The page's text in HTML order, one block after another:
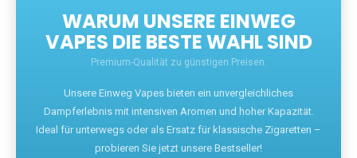
WARUM UNSERE EINWEG
VAPES DIE BESTE WAHL SIND
Premium-Qualität zu günstigen Preisen.
Unsere Einweg Vapes bieten ein unvergleichliches
Dampferlebnis mit intensiven Aromen und hoher Kapazität.
Ideal für unterwegs oder als Ersatz für klassische Zigaretten –
probieren Sie jetzt unsere Bestseller!